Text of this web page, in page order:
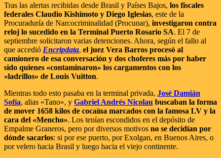
Tras las alertas recibidas desde Brasil y Países Bajos, los fiscales
federales Claudio Kishimoto y Diego Iglesias, este de la
Procuraduría de Narcocriminalidad (Procunar), investigaron contra
reloj lo sucedido en la Terminal Puerto Rosario SA. El 7 de
septiembre solicitaron varias detenciones. Ahora, según el fallo al
que accedió Encripdata, el juez Vera Barros procesó al
camionero de esa conversación y dos choferes más por haber
sido quienes «contaminaron» los cargamentos con los
«ladrillos» de Louis Vuitton.
Mientras todo esto pasaba en la terminal privada, José Damián
Sofía, alias «Tano», y Gabriel Andrés Nicolau buscaban la forma
de mover 1658 kilos de cocaína marcados con la famosa LV y la
cara del «Mencho». Los tenían escondidos en el depósito de
Empalme Graneros, pero por diversos motivos no se decidían por
dónde sacarlos: si por ese puerto, por Exolgan, en Buenos Aires, o
por velero hacia Brasil y luego hacia el viejo continente.